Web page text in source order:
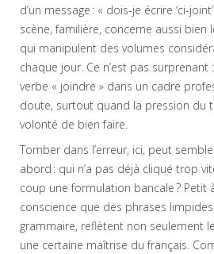
d’un message : « dois-je écrire ‘ci-
scène, familière, concerne aussi
qui manipulent des volumes
chaque jour. Ce n’est pas surprenant
verbe « joindre » dans un cadre
doute, surtout quand la pression du
volonté de bien faire.
Tomber dans l’erreur, ici, peut
abord : qui n’a pas déjà cliqué trop
coup une formulation bancale ? Petit
conscience que des phrases
grammaire, reflètent non seulement
une certaine maîtrise du français.